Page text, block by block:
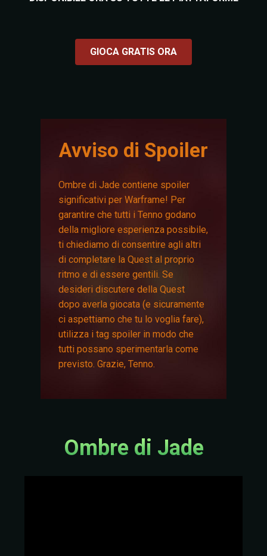
GIOCA GRATIS ORA
Avviso di Spoiler
Ombre di Jade contiene spoiler
significativi per Warframe! Per
garantire che tutti i Tenno godano
della migliore esperienza possibile,
ti chiediamo di consentire agli altri
di completare la Quest al proprio
ritmo e di essere gentili. Se
desideri discutere della Quest
dopo averla giocata (e sicuramente
ci aspettiamo che tu lo voglia fare),
utilizza i tag spoiler in modo che
tutti possano sperimentarla come
previsto. Grazie, Tenno.
Ombre di Jade